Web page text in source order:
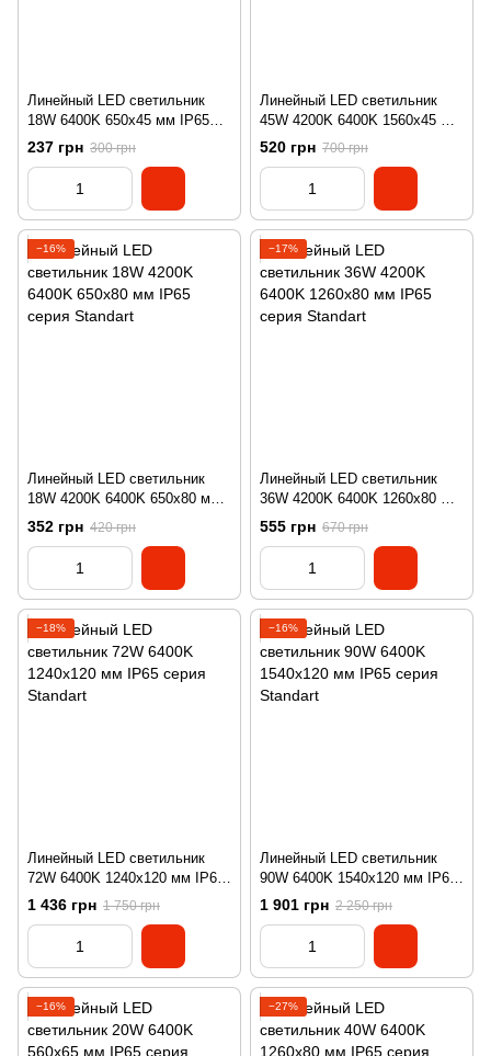
Линейный LED светильник
18W 6400K 650x45 мм IP65
серия Standart
237 грн 300 грн
Линейный LED светильник
45W 4200K 6400K 1560x45 мм
IP65 серия Standart
520 грн 700 грн
−16%
Линейный LED светильник
18W 4200K 6400K 650x80 мм
IP65 серия Standart
352 грн 420 грн
−17%
Линейный LED светильник
36W 4200K 6400K 1260x80 мм
IP65 серия Standart
555 грн 670 грн
−18%
Линейный LED светильник
72W 6400K 1240x120 мм IP65
серия Standart
1 436 грн 1 750 грн
−16%
Линейный LED светильник
90W 6400K 1540x120 мм IP65
серия Standart
1 901 грн 2 250 грн
−16% −27%